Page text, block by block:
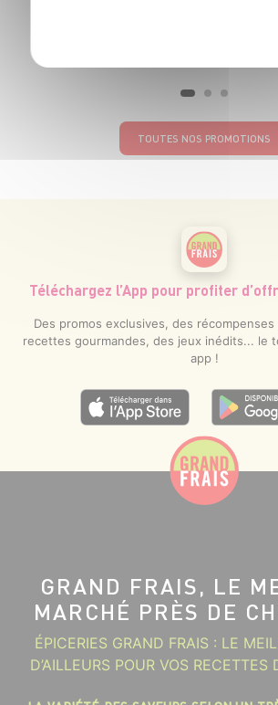
TOUTES NOS PROMOTIONS
Téléchargez l’App pour profiter
Des promos exclusives, des
recettes gourmandes, des jeux inédits... le
app !
GRAND FRAIS, LE
MARCHÉ PRÈS DE
ÉPICERIES GRAND FRAIS : LE
D’AILLEURS POUR VOS RECETTES